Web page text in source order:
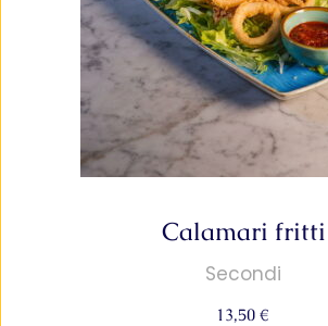
Calamari fritti
Secondi
13,50 €